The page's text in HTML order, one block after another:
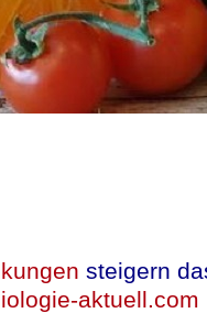
New England
zeigten, dass
steigern
aktuell.com